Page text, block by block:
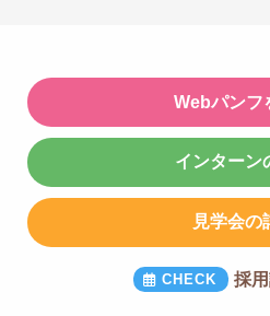
Webパンフ
インターン
見学会の
採